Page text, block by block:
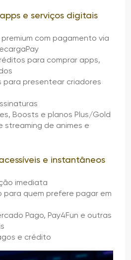
e serviços digitais
com pagamento via
para comprar apps,
para presentear criadores
Boosts e planos Plus/Gold
streaming de animes e
e instantâneos
imediata
para quem prefere pagar em
Pago, Pay4Fun e outras
e crédito